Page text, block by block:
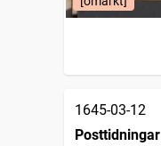
1645-03-12
Posttidningar